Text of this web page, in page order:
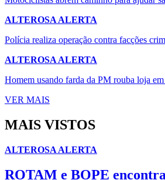
ALTEROSA ALERTA
Polícia realiza operação contra facções
ALTEROSA ALERTA
Homem usando farda da PM rouba loja
VER MAIS
MAIS VISTOS
ALTEROSA ALERTA
ROTAM e BOPE